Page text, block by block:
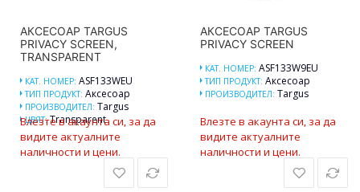
АКСЕСОАР TARGUS
PRIVACY SCREEN,
TRANSPARENT
КАТ. НОМЕР: ASF133WEU
ТИП ПРОДУКТ: Аксесоар
ПРОИЗВОДИТЕЛ: Targus
ЦВЯТ:Transparent
Влезте в акаунта си, за да
видите актуалните
наличности и цени.
АКСЕСОАР TARGUS
PRIVACY SCREEN
КАТ. НОМЕР: ASF133W9EU
ТИП ПРОДУКТ: Аксесоар
ПРОИЗВОДИТЕЛ: Targus
Влезте в акаунта си, за да
видите актуалните
наличности и цени.